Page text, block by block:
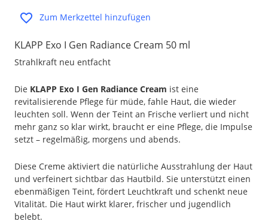
Zum Merkzettel hinzufügen
KLAPP Exo I Gen Radiance Cream 50 ml
Strahlkraft neu entfacht
Die KLAPP Exo I Gen Radiance Cream ist eine
revitalisierende Pflege für müde, fahle Haut, die wieder
leuchten soll. Wenn der Teint an Frische verliert und nicht
mehr ganz so klar wirkt, braucht er eine Pflege, die Impulse
setzt – regelmäßig, morgens und abends.
Diese Creme aktiviert die natürliche Ausstrahlung der Haut
und verfeinert sichtbar das Hautbild. Sie unterstützt einen
ebenmäßigen Teint, fördert Leuchtkraft und schenkt neue
Vitalität. Die Haut wirkt klarer, frischer und jugendlich
belebt.